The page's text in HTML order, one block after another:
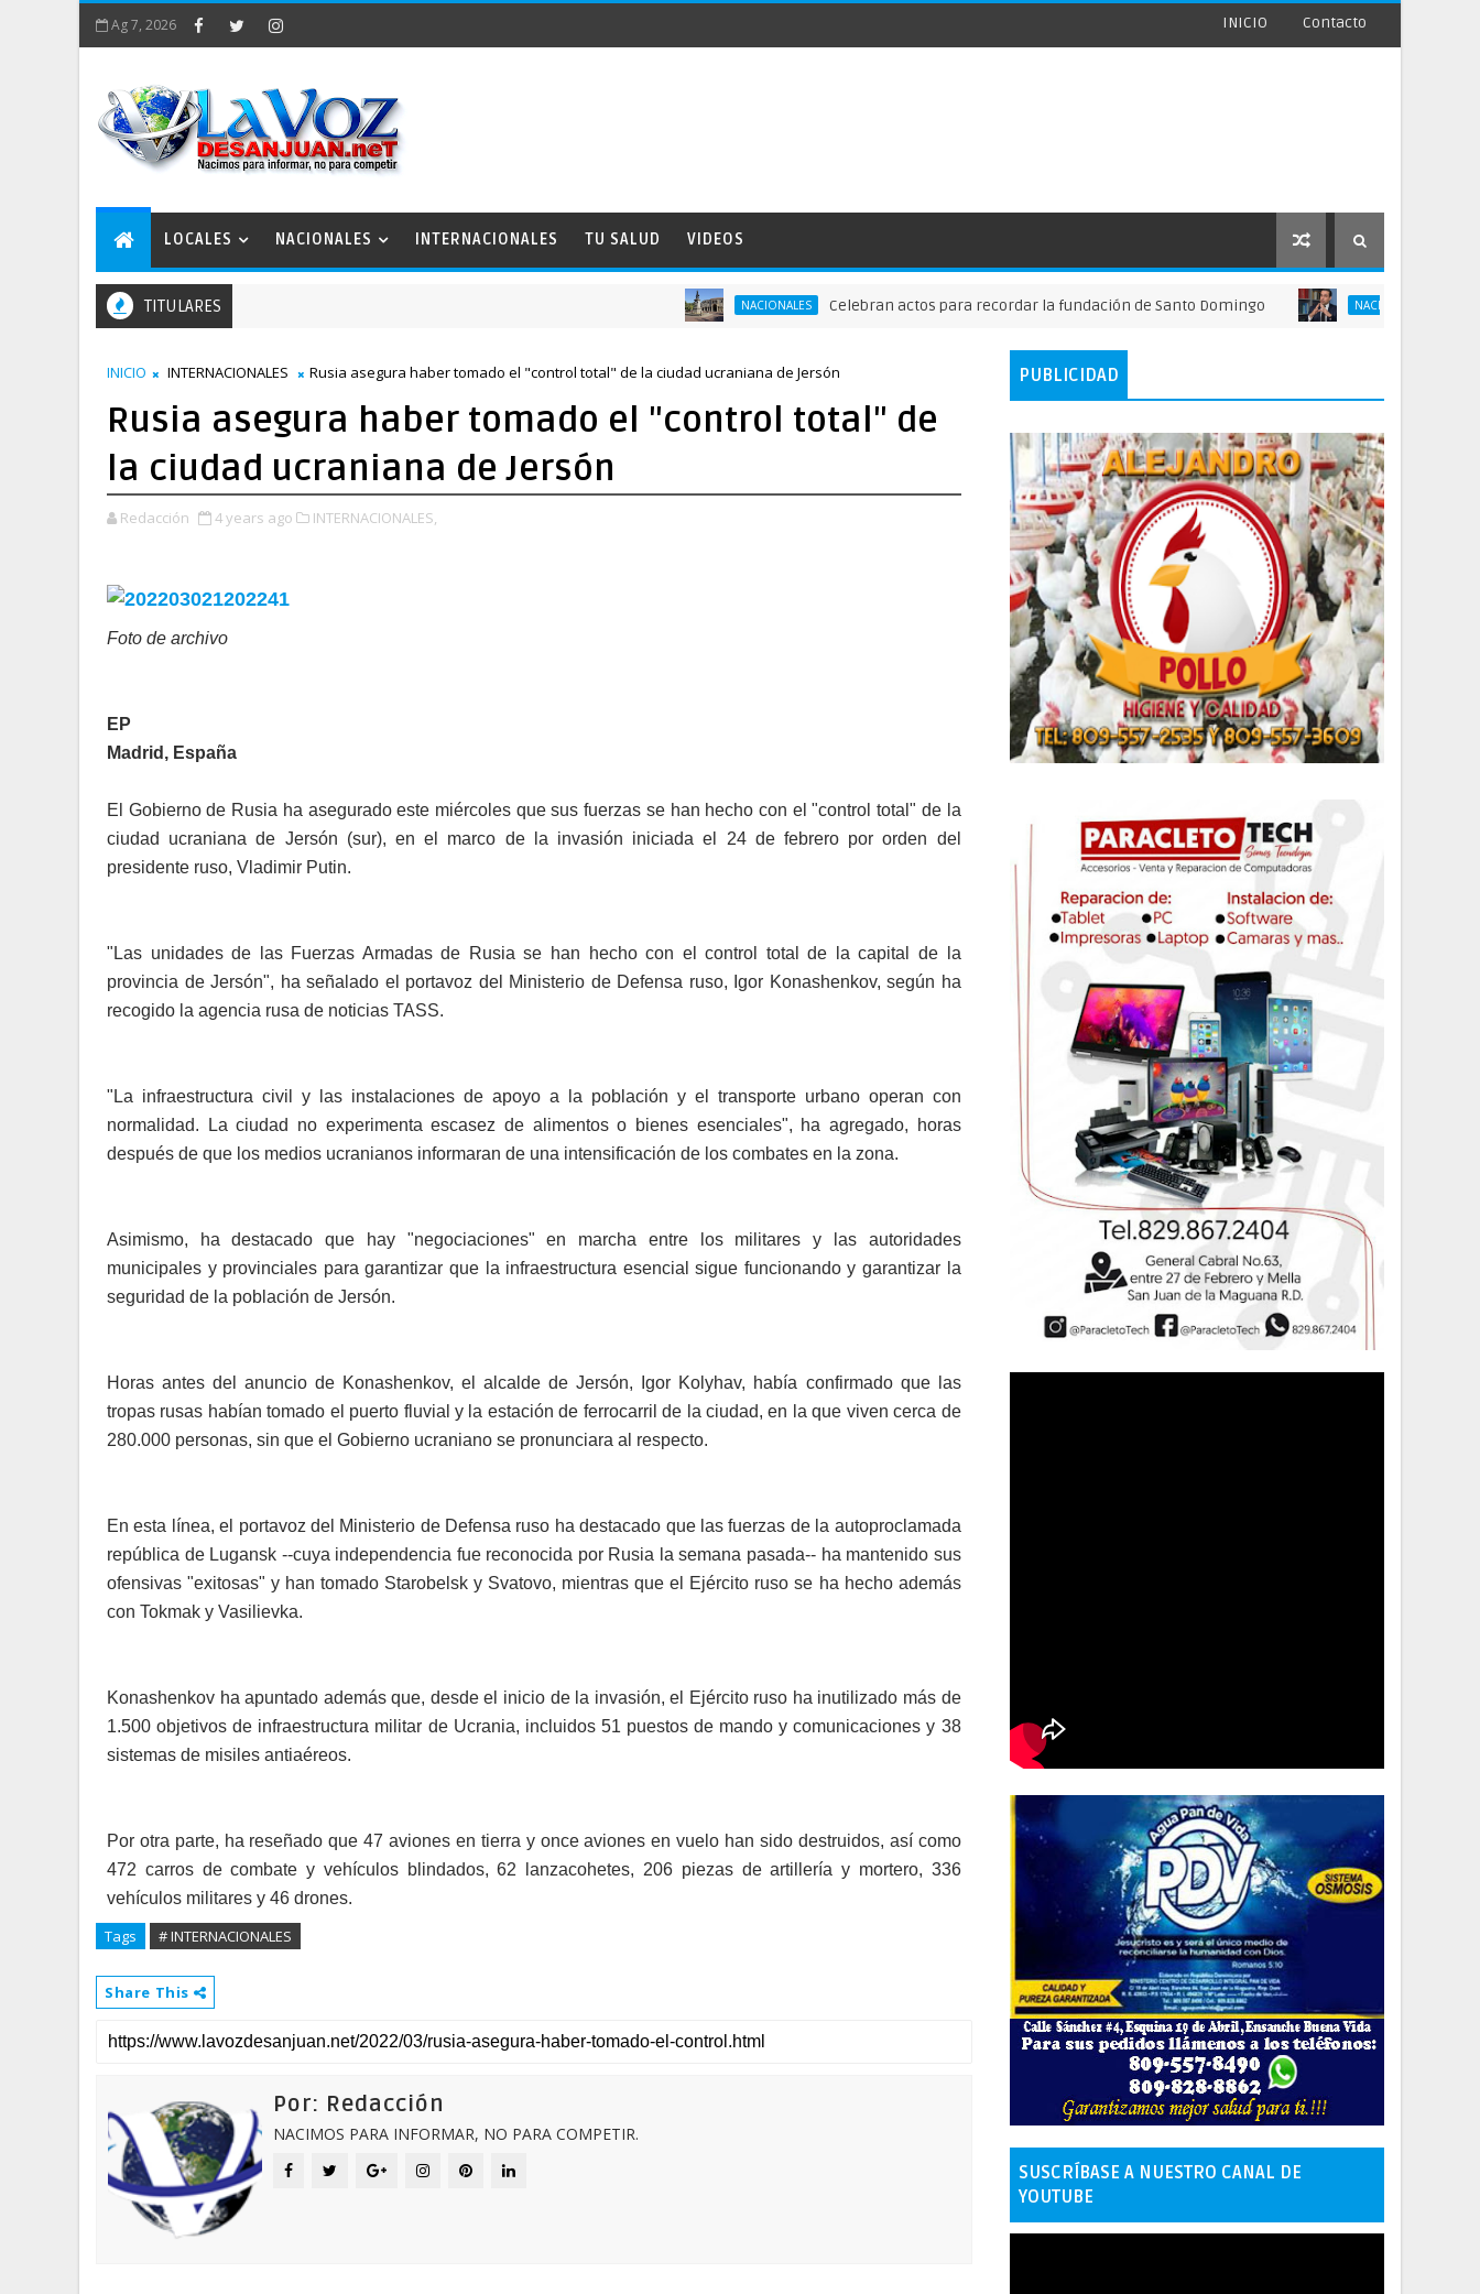
Ag 7, 2026 INICIO Contacto
LOCALES NACIONALES INTERNACIONALES TU SALUD VIDEOS
TITULARES NACIONALES Celebran actos para recordar la fundación de Santo Domingo NACIONALES
INICIO INTERNACIONALES Rusia asegura haber tomado el "control total" de la ciudad ucraniana de Jersón
Rusia asegura haber tomado el "control total" de
la ciudad ucraniana de Jersón
Redacción 4 years ago INTERNACIONALES,
Foto de archivo
EP
Madrid, España
El Gobierno de Rusia ha asegurado este miércoles que sus fuerzas se han hecho con el "control total" de la
ciudad ucraniana de Jersón (sur), en el marco de la invasión iniciada el 24 de febrero por orden del
presidente ruso, Vladimir Putin.
"Las unidades de las Fuerzas Armadas de Rusia se han hecho con el control total de la capital de la
provincia de Jersón", ha señalado el portavoz del Ministerio de Defensa ruso, Igor Konashenkov, según ha
recogido la agencia rusa de noticias TASS.
"La infraestructura civil y las instalaciones de apoyo a la población y el transporte urbano operan con
normalidad. La ciudad no experimenta escasez de alimentos o bienes esenciales", ha agregado, horas
después de que los medios ucranianos informaran de una intensificación de los combates en la zona.
Asimismo, ha destacado que hay "negociaciones" en marcha entre los militares y las autoridades
municipales y provinciales para garantizar que la infraestructura esencial sigue funcionando y garantizar la
seguridad de la población de Jersón.
Horas antes del anuncio de Konashenkov, el alcalde de Jersón, Igor Kolyhav, había confirmado que las
tropas rusas habían tomado el puerto fluvial y la estación de ferrocarril de la ciudad, en la que viven cerca de
280.000 personas, sin que el Gobierno ucraniano se pronunciara al respecto.
En esta línea, el portavoz del Ministerio de Defensa ruso ha destacado que las fuerzas de la autoproclamada
república de Lugansk --cuya independencia fue reconocida por Rusia la semana pasada-- ha mantenido sus
ofensivas "exitosas" y han tomado Starobelsk y Svatovo, mientras que el Ejército ruso se ha hecho además
con Tokmak y Vasilievka.
Konashenkov ha apuntado además que, desde el inicio de la invasión, el Ejército ruso ha inutilizado más de
1.500 objetivos de infraestructura militar de Ucrania, incluidos 51 puestos de mando y comunicaciones y 38
sistemas de misiles antiaéreos.
Por otra parte, ha reseñado que 47 aviones en tierra y once aviones en vuelo han sido destruidos, así como
472 carros de combate y vehículos blindados, 62 lanzacohetes, 206 piezas de artillería y mortero, 336
vehículos militares y 46 drones.
Tags # INTERNACIONALES
Share This
Por: Redacción
NACIMOS PARA INFORMAR, NO PARA COMPETIR.
PUBLICIDAD
SUSCRÍBASE A NUESTRO CANAL DE
YOUTUBE